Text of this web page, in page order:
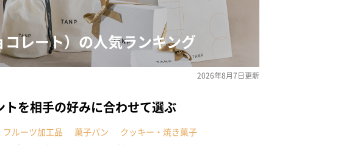
レート）の人気ランキング
2026年8月7日更新
を相手の好みに合わせて選ぶ
フルーツ加工品 菓子パン
クッキー・焼き菓子